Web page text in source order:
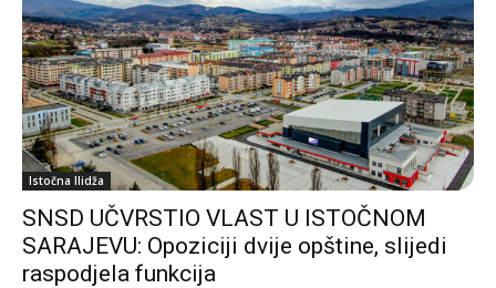
Istočna Ilidža
SNSD UČVRSTIO VLAST U ISTOČNOM
SARAJEVU: Opoziciji dvije opštine, slijedi
raspodjela funkcija